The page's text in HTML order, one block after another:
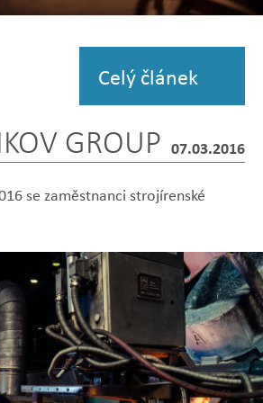
Celý článek
GROUP 07.03.2016
se zaměstnanci strojírenské